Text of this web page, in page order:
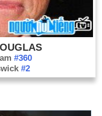
#360
#2